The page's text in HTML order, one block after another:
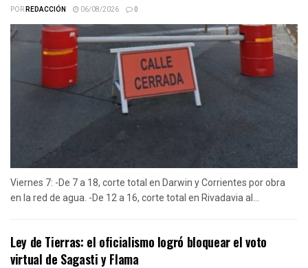
PORREDACCIÓN 06/08/2026 0
Viernes 7: -De 7 a 18, corte total en Darwin y Corrientes por obra
en la red de agua. -De 12 a 16, corte total en Rivadavia al...
Ley de Tierras: el oficialismo logró bloquear el voto
virtual de Sagasti y Flama